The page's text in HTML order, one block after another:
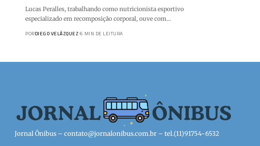
Lucas Peralles, trabalhando como nutricionista esportivo
especializado em recomposição corporal, ouve com…
PORDIEGO VELÁZQUEZ 6 MIN DE LEITURA
Jornal Ônibus – contato@jornalonibus.com.br – tel.(11)91754-6532